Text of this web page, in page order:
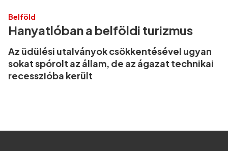
Belföld
Hanyatlóban a belföldi turizmus
Az üdülési utalványok csökkentésével ugyan
sokat spórolt az állam, de az ágazat technikai
recesszióba került